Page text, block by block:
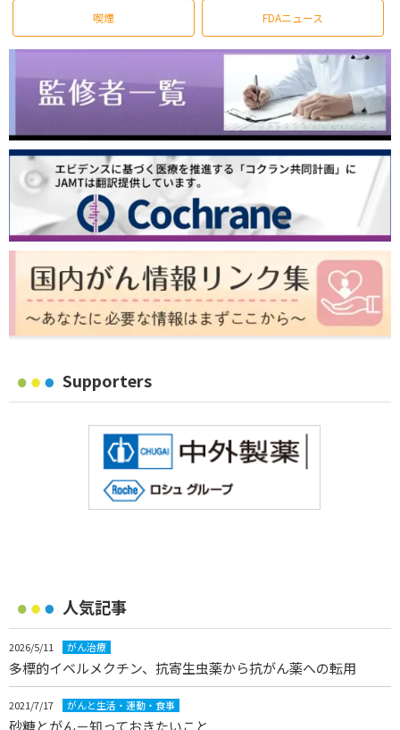
喫煙 FDAニュース
Supporters
人気記事
2026/5/11 がん治療
多標的イベルメクチン、抗寄生虫薬から抗がん薬への転用
2021/7/17 がんと生活・運動・食事
砂糖とがん－知っておきたいこと